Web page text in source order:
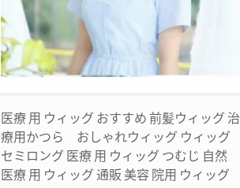
医療 用 ウィッグ おすすめ 前髪ウィッグ 治
療用かつら おしゃれウィッグ ウィッグ
セミロング 医療 用 ウィッグ つむじ 自然
医療 用 ウィッグ 通販 美容 院用 ウィッグ